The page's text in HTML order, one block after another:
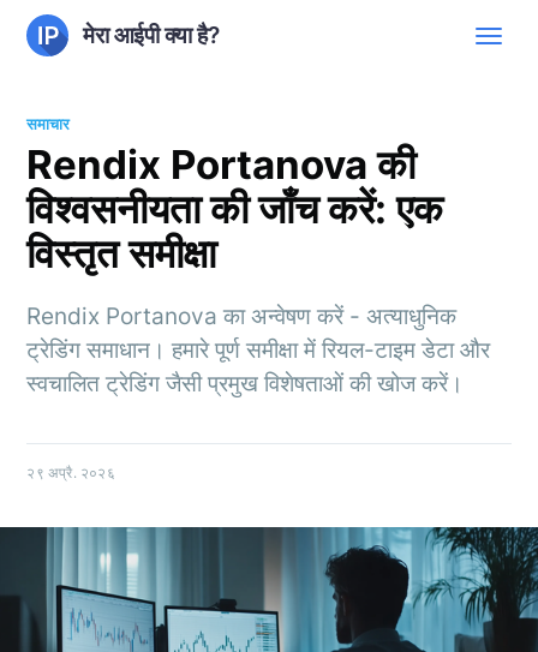
मेरा आईपी क्या है?
समाचार
Rendix Portanova की
विश्वसनीयता की जाँच करें: एक
विस्तृत समीक्षा
Rendix Portanova का अन्वेषण करें - अत्याधुनिक
ट्रेडिंग समाधान। हमारे पूर्ण समीक्षा में रियल-टाइम डेटा और
स्वचालित ट्रेडिंग जैसी प्रमुख विशेषताओं की खोज करें।
२९ अप्रै. २०२६